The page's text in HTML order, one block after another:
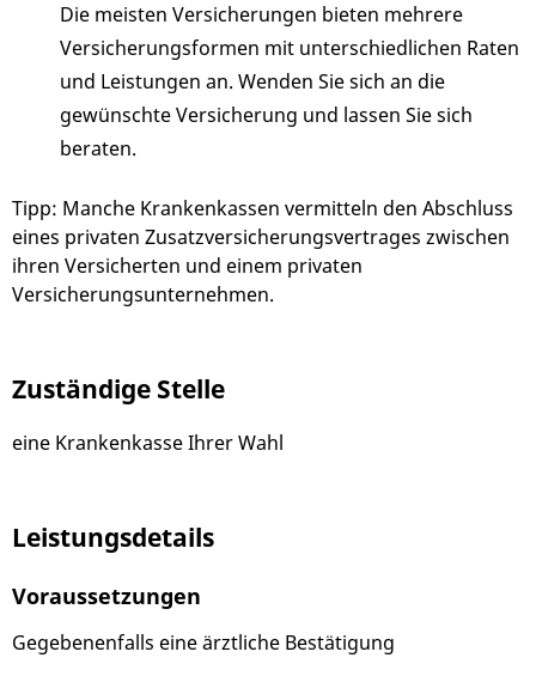
Die meisten Versicherungen bieten mehrere
Versicherungsformen mit unterschiedlichen Raten
und Leistungen an. Wenden Sie sich an die
gewünschte Versicherung und lassen Sie sich
beraten.
Tipp: Manche Krankenkassen vermitteln den Abschluss
eines privaten Zusatzversicherungsvertrages zwischen
ihren Versicherten und einem privaten
Versicherungsunternehmen.
Zuständige Stelle
eine Krankenkasse Ihrer Wahl
Leistungsdetails
Voraussetzungen
Gegebenenfalls eine ärztliche Bestätigung